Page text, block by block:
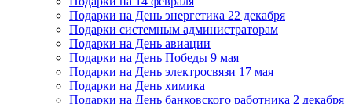
Подарки на День энергетика 22 декабря
Подарки системным администраторам
Подарки на День авиации
Подарки на День Победы 9 мая
Подарки на День электросвязи 17 мая
Подарки на День химика
Подарки на День банковского работника 2 декабря